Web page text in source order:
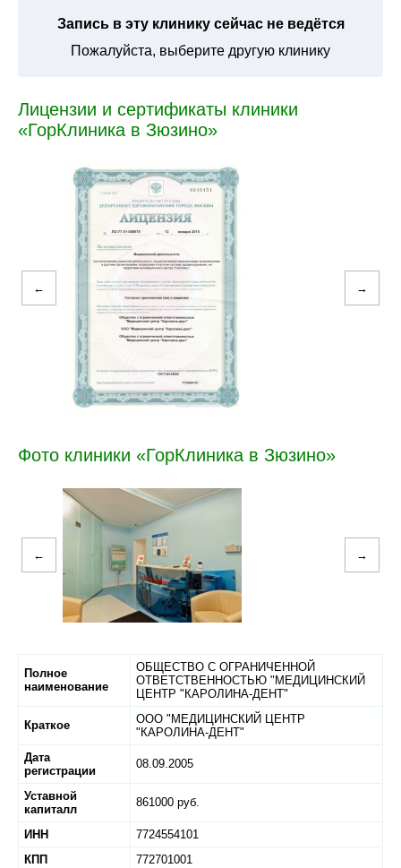
Запись в эту клинику сейчас не ведётся
Пожалуйста, выберите другую клинику
Лицензии и сертификаты клиники
«ГорКлиника в Зюзино»
← →
Фото клиники «ГорКлиника в Зюзино»
← →
Полное
наименование
ОБЩЕСТВО С ОГРАНИЧЕННОЙ
ОТВЕТСТВЕННОСТЬЮ "МЕДИЦИНСКИЙ
ЦЕНТР "КАРОЛИНА-ДЕНТ"
Краткое
ООО "МЕДИЦИНСКИЙ ЦЕНТР
"КАРОЛИНА-ДЕНТ"
Дата
регистрации
08.09.2005
Уставной
капиталл
861000 руб.
ИНН
7724554101
КПП
772701001